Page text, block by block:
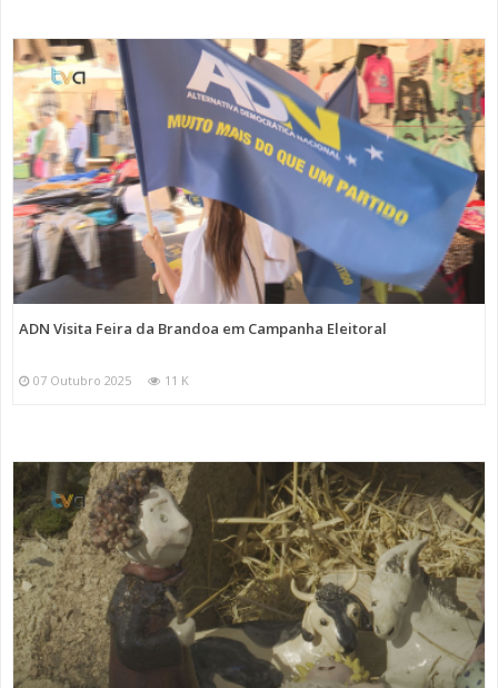
ADN Visita Feira da Brandoa em Campanha Eleitoral
07 Outubro 2025 11 K